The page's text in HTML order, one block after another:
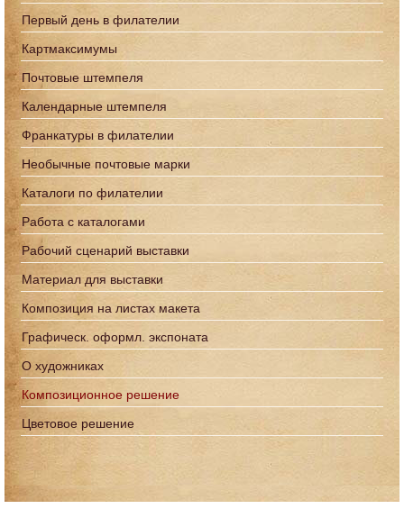
Первый день в филателии
Картмаксимумы
Почтовые штемпеля
Календарные штемпеля
Франкатуры в филателии
Необычные почтовые марки
Каталоги по филателии
Работа с каталогами
Рабочий сценарий выставки
Материал для выставки
Композиция на листах макета
Графическ. оформл. экспоната
О художниках
Композиционное решение
Цветовое решение